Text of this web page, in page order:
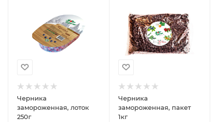
Черника
замороженная, лоток
250г
Черника
замороженная, пакет
1кг